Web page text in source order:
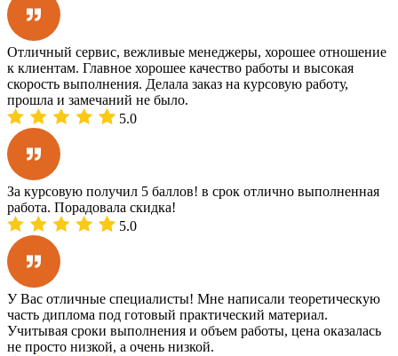
Отличный сервис, вежливые менеджеры, хорошее отношение
к клиентам. Главное хорошее качество работы и высокая
скорость выполнения. Делала заказ на курсовую работу,
прошла и замечаний не было.
5.0
За курсовую получил 5 баллов! в срок отлично выполненная
работа. Порадовала скидка!
5.0
У Вас отличные специалисты! Мне написали теоретическую
часть диплома под готовый практический материал.
Учитывая сроки выполнения и объем работы, цена оказалась
не просто низкой, а очень низкой.